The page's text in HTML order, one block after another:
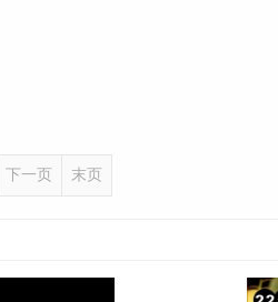
下一页 末页